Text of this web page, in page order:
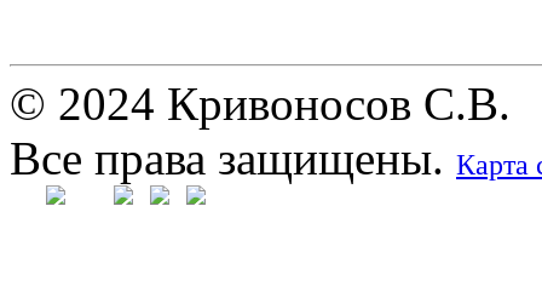
© 2024 Кривоносов С.В.
Все права защищены. Карта